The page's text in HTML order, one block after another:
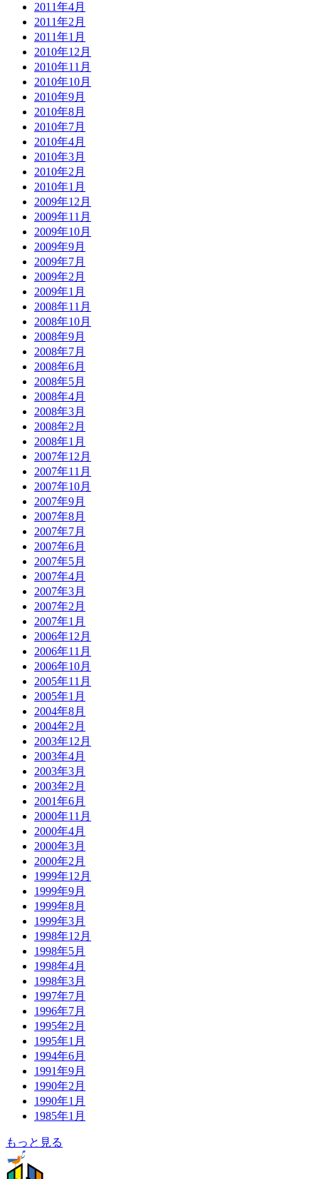
2011年4月
2011年2月
2011年1月
2010年12月
2010年11月
2010年10月
2010年9月
2010年8月
2010年7月
2010年4月
2010年3月
2010年2月
2010年1月
2009年12月
2009年11月
2009年10月
2009年9月
2009年7月
2009年2月
2009年1月
2008年11月
2008年10月
2008年9月
2008年7月
2008年6月
2008年5月
2008年4月
2008年3月
2008年2月
2008年1月
2007年12月
2007年11月
2007年10月
2007年9月
2007年8月
2007年7月
2007年6月
2007年5月
2007年4月
2007年3月
2007年2月
2007年1月
2006年12月
2006年11月
2006年10月
2005年11月
2005年1月
2004年8月
2004年2月
2003年12月
2003年4月
2003年3月
2003年2月
2001年6月
2000年11月
2000年4月
2000年3月
2000年2月
1999年12月
1999年9月
1999年8月
1999年3月
1998年12月
1998年5月
1998年4月
1998年3月
1997年7月
1996年7月
1995年2月
1995年1月
1994年6月
1991年9月
1990年2月
1990年1月
1985年1月
もっと見る